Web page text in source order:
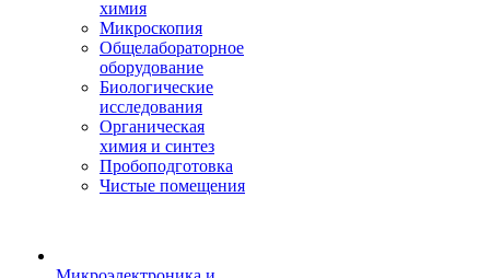
химия
Микроскопия
Общелабораторное
оборудование
Биологические
исследования
Органическая
химия и синтез
Пробоподготовка
Чистые помещения